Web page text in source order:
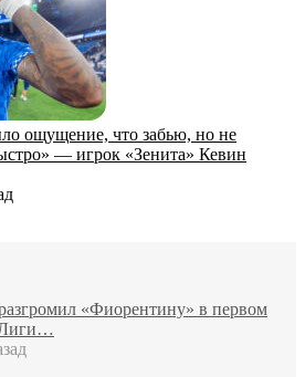
ощущение, что забью, но не
— игрок «Зенита» Кевин
«Фиорентину» в первом
Лиги…